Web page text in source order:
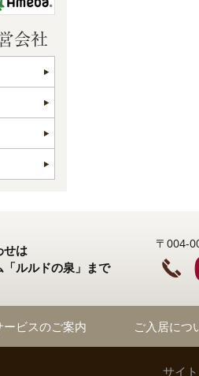
せは
ルルドの泉」まで
〒004-
ービスのご案内 ご入居につ
サイ